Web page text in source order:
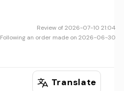
Review of 2026-07-10 21:04
Following an order made on 2026-06-30
Translate